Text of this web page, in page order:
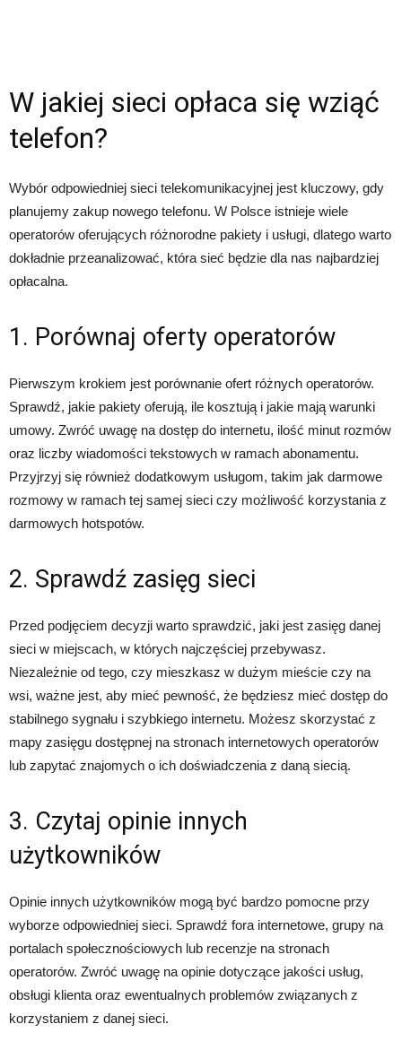
W jakiej sieci opłaca się wziąć
telefon?
Wybór odpowiedniej sieci telekomunikacyjnej jest kluczowy, gdy
planujemy zakup nowego telefonu. W Polsce istnieje wiele
operatorów oferujących różnorodne pakiety i usługi, dlatego warto
dokładnie przeanalizować, która sieć będzie dla nas najbardziej
opłacalna.
1. Porównaj oferty operatorów
Pierwszym krokiem jest porównanie ofert różnych operatorów.
Sprawdź, jakie pakiety oferują, ile kosztują i jakie mają warunki
umowy. Zwróć uwagę na dostęp do internetu, ilość minut rozmów
oraz liczby wiadomości tekstowych w ramach abonamentu.
Przyjrzyj się również dodatkowym usługom, takim jak darmowe
rozmowy w ramach tej samej sieci czy możliwość korzystania z
darmowych hotspotów.
2. Sprawdź zasięg sieci
Przed podjęciem decyzji warto sprawdzić, jaki jest zasięg danej
sieci w miejscach, w których najczęściej przebywasz.
Niezależnie od tego, czy mieszkasz w dużym mieście czy na
wsi, ważne jest, aby mieć pewność, że będziesz mieć dostęp do
stabilnego sygnału i szybkiego internetu. Możesz skorzystać z
mapy zasięgu dostępnej na stronach internetowych operatorów
lub zapytać znajomych o ich doświadczenia z daną siecią.
3. Czytaj opinie innych
użytkowników
Opinie innych użytkowników mogą być bardzo pomocne przy
wyborze odpowiedniej sieci. Sprawdź fora internetowe, grupy na
portalach społecznościowych lub recenzje na stronach
operatorów. Zwróć uwagę na opinie dotyczące jakości usług,
obsługi klienta oraz ewentualnych problemów związanych z
korzystaniem z danej sieci.